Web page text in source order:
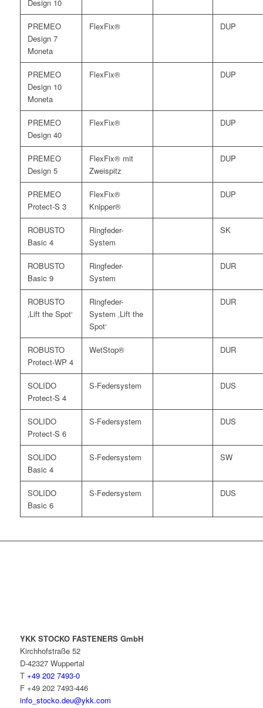
Design 10
PREMEO
Design 7
Moneta
FlexFix® DUP
PREMEO
Design 10
Moneta
FlexFix® DUP
PREMEO
Design 40
FlexFix® DUP
PREMEO
Design 5
FlexFix® mit
Zweispitz
DUP
PREMEO
Protect-S 3
FlexFix®
Knipper®
DUP
ROBUSTO
Basic 4
Ringfeder-
System
SK
ROBUSTO
Basic 9
Ringfeder-
System
DUR
ROBUSTO
‚Lift the Spot‘
Ringfeder-
System ‚Lift the
Spot‘
DUR
ROBUSTO
Protect-WP 4
WetStop® DUR
SOLIDO
Protect-S 4
S-Federsystem DUS
SOLIDO
Protect-S 6
S-Federsystem DUS
SOLIDO
Basic 4
S-Federsystem SW
SOLIDO
Basic 6
S-Federsystem DUS
YKK STOCKO FASTENERS GmbH
Kirchhofstraße 52
D-42327 Wuppertal
T +49 202 7493-0
F +49 202 7493-446
info_stocko.deu@ykk.com